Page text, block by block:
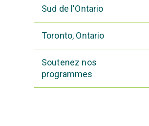
Sud de l'Ontario
Toronto, Ontario
Soutenez nos
programmes